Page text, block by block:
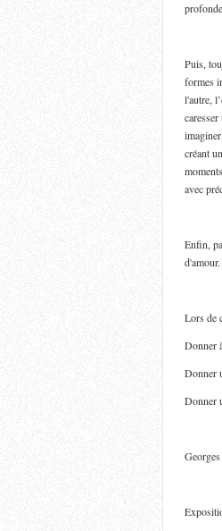
Puis,
formes
l'autre,
créant
avec
Enfin,
d'amour.
Lors de
Donner
Donner
Donner